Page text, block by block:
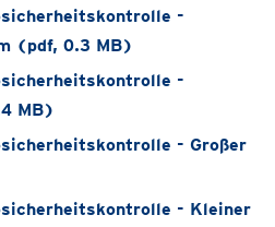
-
(pdf, 0.3 MB)
-
MB)
- Großer
- Kleiner